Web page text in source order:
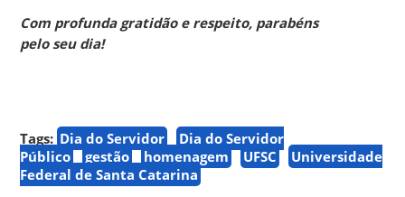
Com profunda gratidão e respeito, parabéns
pelo seu dia!
Tags: Dia do Servidor
Dia do Servidor
Público
gestão homenagem UFSC
Universidade
Federal de Santa Catarina